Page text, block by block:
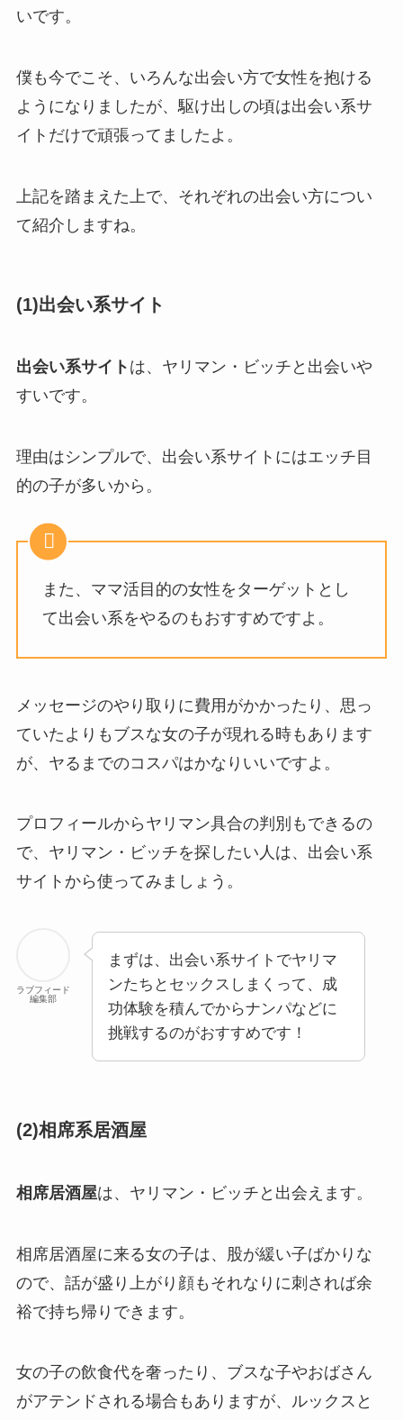
いです。
僕も今でこそ、いろんな出会い方で女性を抱ける
ようになりましたが、駆け出しの頃は出会い系サ
イトだけで頑張ってましたよ。
上記を踏まえた上で、それぞれの出会い方につい
て紹介しますね。
(1)出会い系サイト
出会い系サイト は、ヤリマン・ビッチと出会いや
すいです。
理由はシンプルで、出会い系サイトにはエッチ目
的の子が多いから。
また、ママ活目的の女性をターゲットとし
て出会い系をやるのもおすすめですよ。
メッセージのやり取りに費用がかかったり、思っ
ていたよりもブスな女の子が現れる時もあります
が、ヤるまでのコスパはかなりいいですよ。
プロフィールからヤリマン具合の判別もできるの
で、ヤリマン・ビッチを探したい人は、出会い系
サイトから使ってみましょう。
ラブフィード
編集部
まずは、出会い系サイトでヤリマ
ンたちとセックスしまくって、成
功体験を積んでからナンパなどに
挑戦するのがおすすめです！
(2)相席系居酒屋
相席居酒屋は、ヤリマン・ビッチと出会えます。
相席居酒屋に来る女の子は、股が緩い子ばかりな
ので、話が盛り上がり顔もそれなりに刺されば余
裕で持ち帰りできます。
女の子の飲食代を奢ったり、ブスな子やおばさん
がアテンドされる場合もありますが、ルックスと